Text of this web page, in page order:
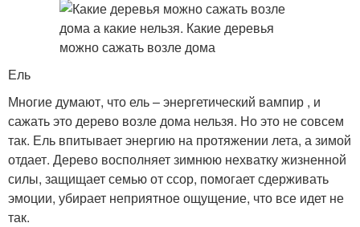
Ель
Многие думают, что ель – энергетический вампир , и
сажать это дерево возле дома нельзя. Но это не совсем
так. Ель впитывает энергию на протяжении лета, а зимой
отдает. Дерево восполняет зимнюю нехватку жизненной
силы, защищает семью от ссор, помогает сдерживать
эмоции, убирает неприятное ощущение, что все идет не
так.